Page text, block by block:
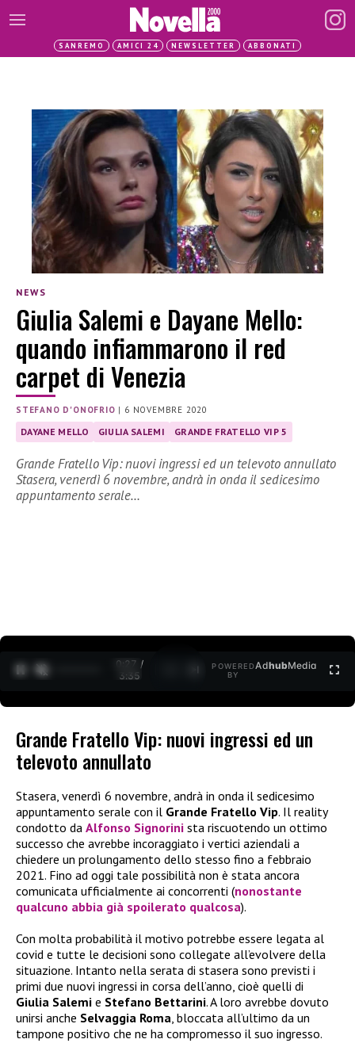
SANREMO AMICI 24 NEWSLETTER ABBONATI
NEWS
Giulia Salemi e Dayane Mello:
quando infiammarono il red
carpet di Venezia
STEFANO D'ONOFRIO | 6 NOVEMBRE 2020
DAYANE MELLO GIULIA SALEMI GRANDE FRATELLO VIP 5
Grande Fratello Vip: nuovi ingressi ed un televoto annullato
Stasera, venerdì 6 novembre, andrà in onda il sedicesimo
appuntamento serale…
0:27 /
3:35
POWERED
BY
AdhubMedia
Grande Fratello Vip: nuovi ingressi ed un
televoto annullato
Stasera, venerdì 6 novembre, andrà in onda il sedicesimo
appuntamento serale con il Grande Fratello Vip. Il reality
condotto da Alfonso Signorini sta riscuotendo un ottimo
successo che avrebbe incoraggiato i vertici aziendali a
chiedere un prolungamento dello stesso fino a febbraio
2021. Fino ad oggi tale possibilità non è stata ancora
comunicata ufficialmente ai concorrenti (nonostante
qualcuno abbia già spoilerato qualcosa).
Con molta probabilità il motivo potrebbe essere legata al
covid e tutte le decisioni sono collegate all’evolvere della
situazione. Intanto nella serata di stasera sono previsti i
primi due nuovi ingressi in corsa dell’anno, cioè quelli di
Giulia Salemi e Stefano Bettarini. A loro avrebbe dovuto
unirsi anche Selvaggia Roma, bloccata all’ultimo da un
tampone positivo che ne ha compromesso il suo ingresso.